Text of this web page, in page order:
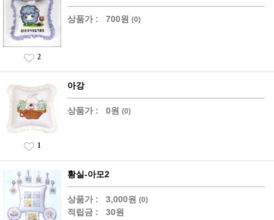
상품가 : 700원 (0)
2
아강
상품가 : 0원 (0)
1
황실-아모2
상품가 : 3,000원 (0)
적립금 : 30원